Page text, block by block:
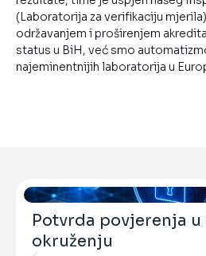
(Laboratorija za verifikaciju
održavanjem i proširenjem
status u BiH, već smo
najeminentnijih laboratorija u
Potvrda povjerenja
okruženju